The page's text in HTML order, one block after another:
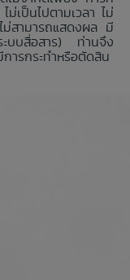
เป็นไปตามเวลา ไม่
สามารถแสดงผล มี
ะบบสื่อสาร) ท่านจึง
ารกระทำหรือตัดสิน